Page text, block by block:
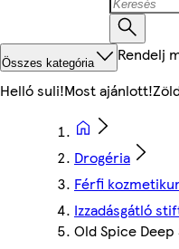
Összes kategória Rendelj
Helló suli!Most ajánlott!
Drogéria
Férfi
Izzadásgátló
Old Spice